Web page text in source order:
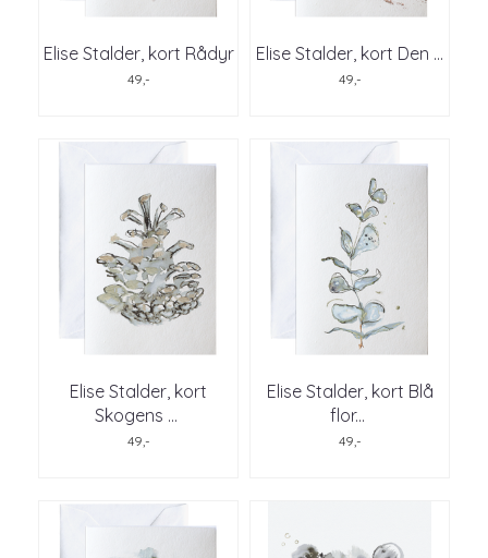
Elise Stalder, kort Rådyr
49,-
Elise Stalder, kort Den ...
49,-
Elise Stalder, kort
Skogens ...
49,-
Elise Stalder, kort Blå
flor...
49,-